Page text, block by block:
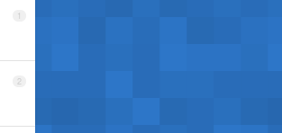
1
2